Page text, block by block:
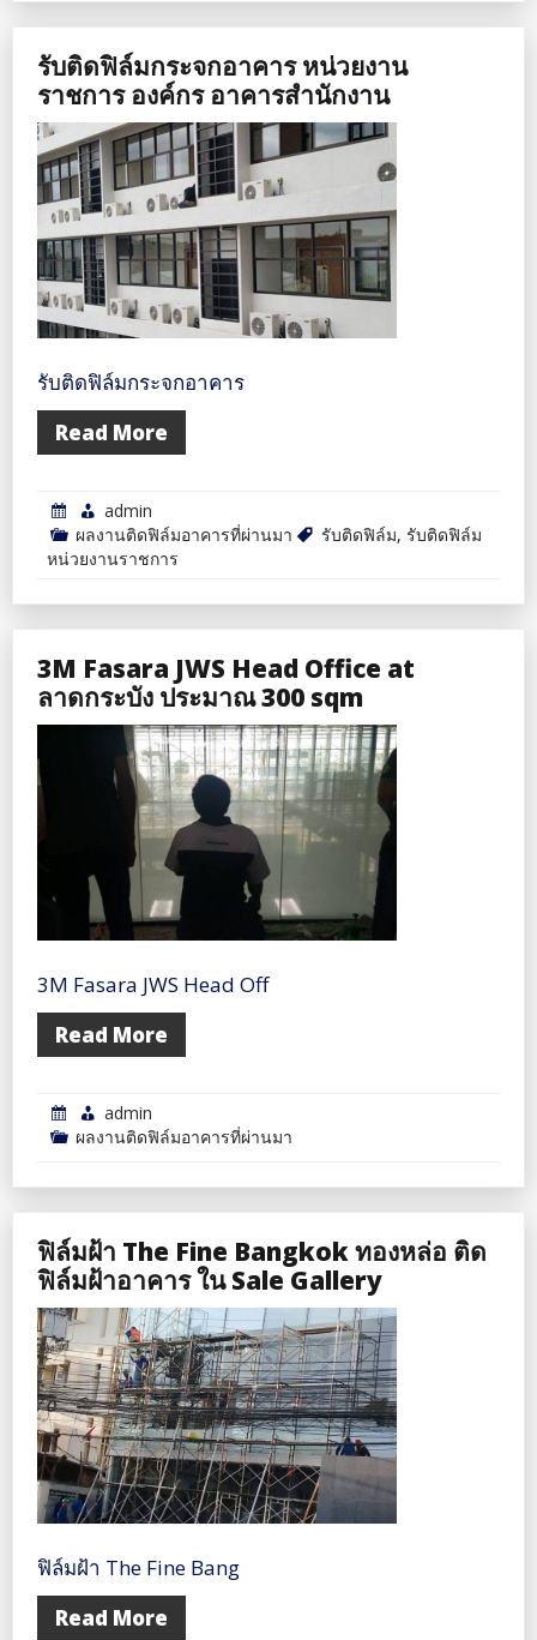
รับติดฟิล์มกระจกอาคาร หน่วยงาน
ราชการ องค์กร อาคารสำนักงาน
รับติดฟิล์มกระจกอาคาร
Read More
admin
ผลงานติดฟิล์มอาคารที่ผ่านมา
รับติดฟิล์ม, รับติดฟิล์ม
หน่วยงานราชการ
3M Fasara JWS Head Office at
ลาดกระบัง ประมาณ 300 sqm
3M Fasara JWS Head Off
Read More
admin
ผลงานติดฟิล์มอาคารที่ผ่านมา
ฟิล์มฝ้า The Fine Bangkok ทองหล่อ ติด
ฟิล์มฝ้าอาคาร ใน Sale Gallery
ฟิล์มฝ้า The Fine Bang
Read More